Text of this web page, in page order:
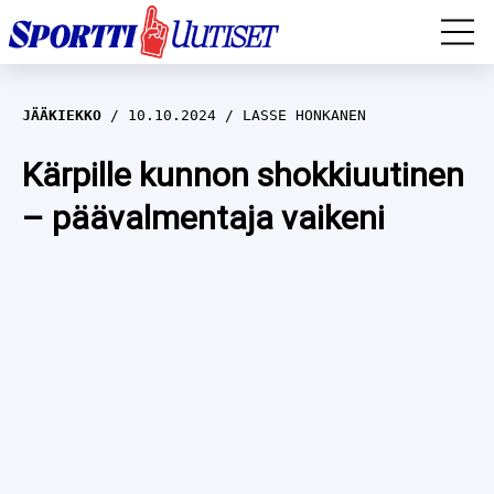
EM-YLEISURHEILU
JÄÄKIEKKO
YLEISURHEILU
JÄÄKIEKKO 10.10.2024 LASSE HONKANEN
Kärpille kunnon shokkiuutinen
– päävalmentaja vaikeni